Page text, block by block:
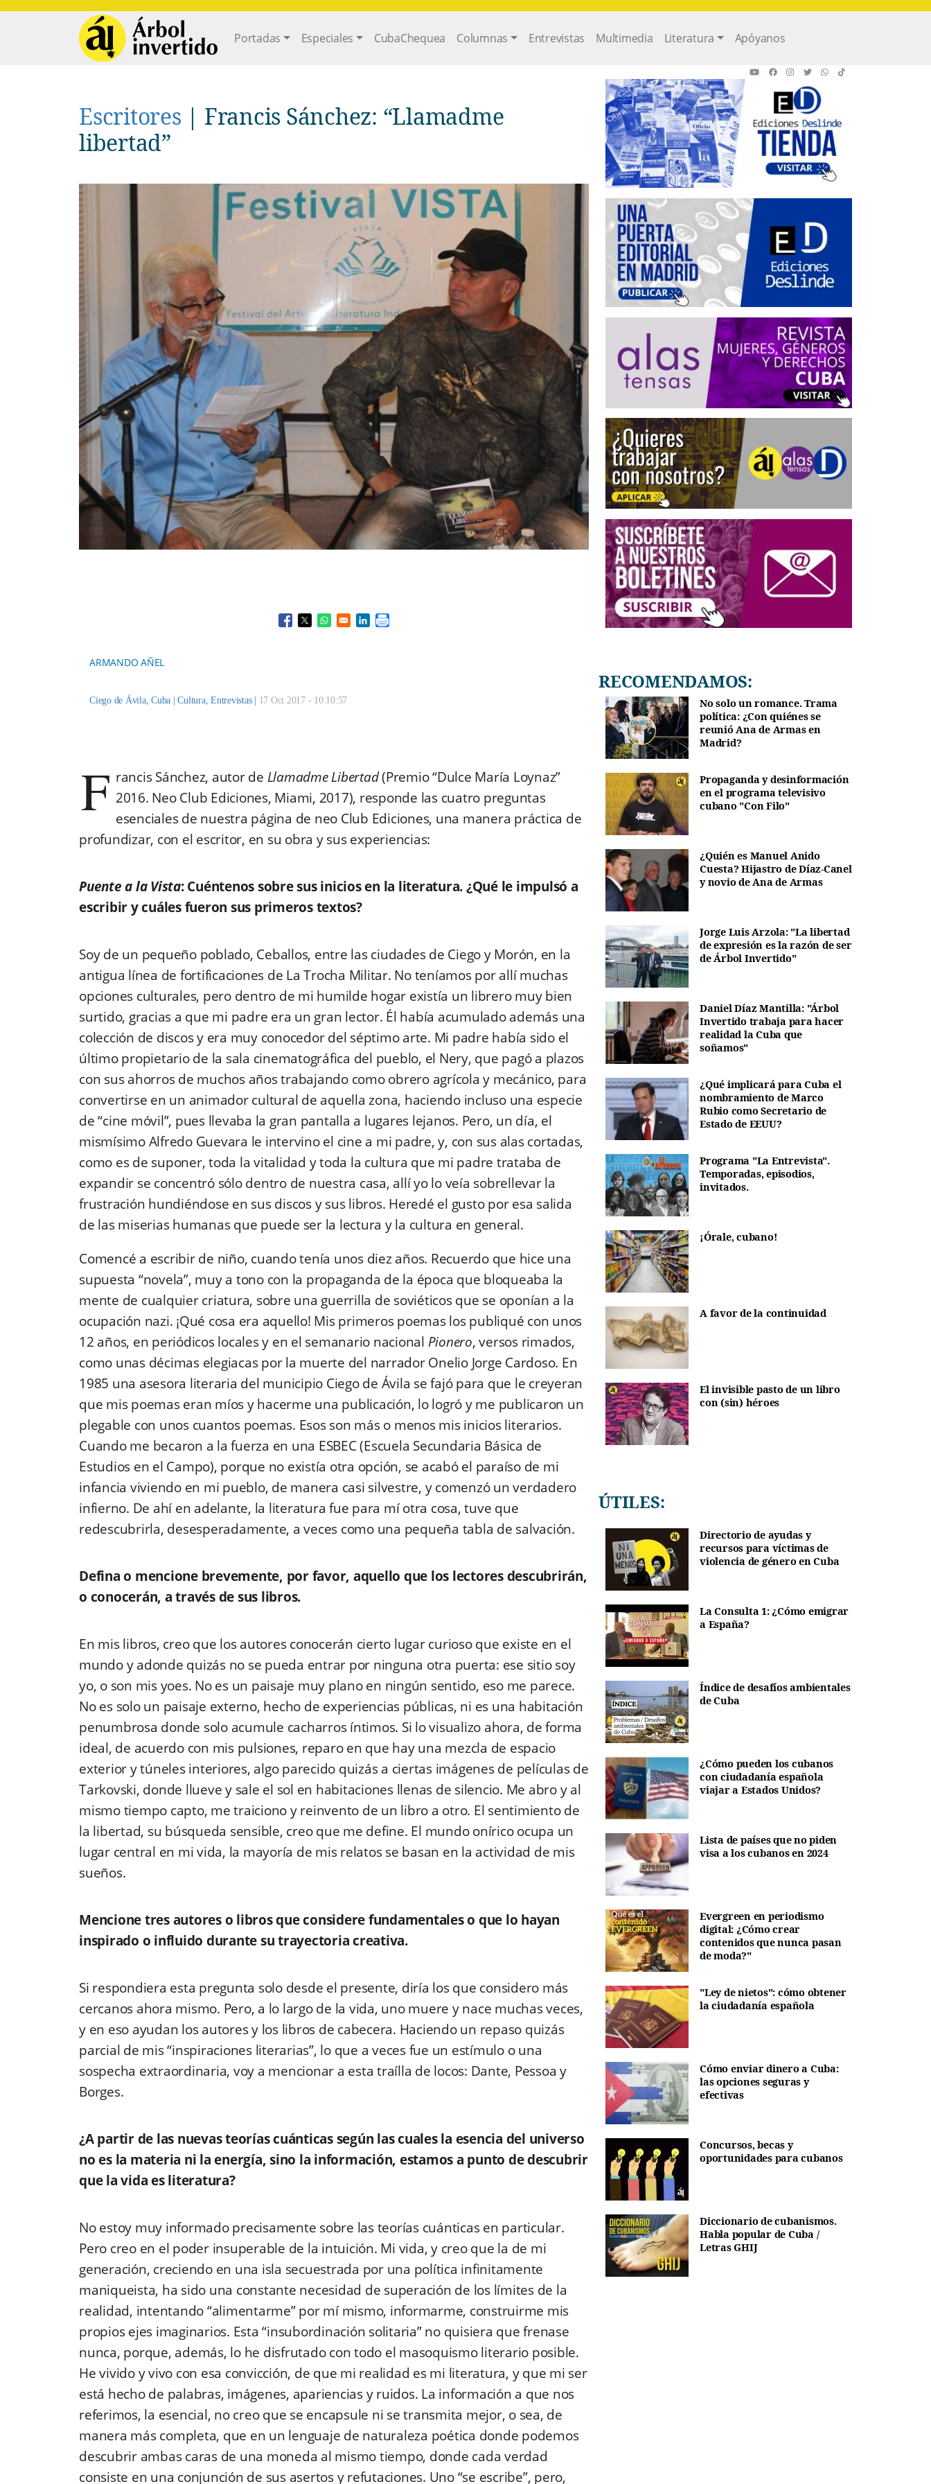
Main navigation
Portadas Especiales CubaChequea Columnas Entrevistas Multimedia Literatura Apóyanos
Escritores | Francis Sánchez: “Llamadme
libertad”
Opens in a new window
Opens in a new window
Opens in a new window
Opens in a new window
ARMANDO AÑEL
Ciego de Ávila, Cuba |Cultura, Entrevistas 17 Oct 2017 - 10:10:57
F rancis Sánchez, autor de Llamadme Libertad(Premio “Dulce María Loynaz”
2016. Neo Club Ediciones, Miami, 2017), responde las cuatro preguntas
esenciales de nuestra página de neo Club Ediciones, una manera práctica de
profundizar, con el escritor, en su obra y sus experiencias:
Puente a la Vista: Cuéntenos sobre sus inicios en la literatura. ¿Qué le impulsó a
escribir y cuáles fueron sus primeros textos?
Soy de un pequeño poblado, Ceballos, entre las ciudades de Ciego y Morón, en la
antigua línea de fortificaciones de La Trocha Militar. No teníamos por allí muchas
opciones culturales, pero dentro de mi humilde hogar existía un librero muy bien
surtido, gracias a que mi padre era un gran lector. Él había acumulado además una
colección de discos y era muy conocedor del séptimo arte. Mi padre había sido el
último propietario de la sala cinematográfica del pueblo, el Nery, que pagó a plazos
con sus ahorros de muchos años trabajando como obrero agrícola y mecánico, para
convertirse en un animador cultural de aquella zona, haciendo incluso una especie
de “cine móvil”, pues llevaba la gran pantalla a lugares lejanos. Pero, un día, el
mismísimo Alfredo Guevara le intervino el cine a mi padre, y, con sus alas cortadas,
como es de suponer, toda la vitalidad y toda la cultura que mi padre trataba de
expandir se concentró sólo dentro de nuestra casa, allí yo lo veía sobrellevar la
frustración hundiéndose en sus discos y sus libros. Heredé el gusto por esa salida
de las miserias humanas que puede ser la lectura y la cultura en general.
Comencé a escribir de niño, cuando tenía unos diez años. Recuerdo que hice una
supuesta “novela”, muy a tono con la propaganda de la época que bloqueaba la
mente de cualquier criatura, sobre una guerrilla de soviéticos que se oponían a la
ocupación nazi. ¡Qué cosa era aquello! Mis primeros poemas los publiqué con unos
12 años, en periódicos locales y en el semanario nacional Pionero, versos rimados,
como unas décimas elegiacas por la muerte del narrador Onelio Jorge Cardoso. En
1985 una asesora literaria del municipio Ciego de Ávila se fajó para que le creyeran
que mis poemas eran míos y hacerme una publicación, lo logró y me publicaron un
plegable con unos cuantos poemas. Esos son más o menos mis inicios literarios.
Cuando me becaron a la fuerza en una ESBEC (Escuela Secundaria Básica de
Estudios en el Campo), porque no existía otra opción, se acabó el paraíso de mi
infancia viviendo en mi pueblo, de manera casi silvestre, y comenzó un verdadero
infierno. De ahí en adelante, la literatura fue para mí otra cosa, tuve que
redescubrirla, desesperadamente, a veces como una pequeña tabla de salvación.
Defina o mencione brevemente, por favor, aquello que los lectores descubrirán,
o conocerán, a través de sus libros.
En mis libros, creo que los autores conocerán cierto lugar curioso que existe en el
mundo y adonde quizás no se pueda entrar por ninguna otra puerta: ese sitio soy
yo, o son mis yoes. No es un paisaje muy plano en ningún sentido, eso me parece.
No es solo un paisaje externo, hecho de experiencias públicas, ni es una habitación
penumbrosa donde solo acumule cacharros íntimos. Si lo visualizo ahora, de forma
ideal, de acuerdo con mis pulsiones, reparo en que hay una mezcla de espacio
exterior y túneles interiores, algo parecido quizás a ciertas imágenes de películas de
Tarkovski, donde llueve y sale el sol en habitaciones llenas de silencio. Me abro y al
mismo tiempo capto, me traiciono y reinvento de un libro a otro. El sentimiento de
la libertad, su búsqueda sensible, creo que me define. El mundo onírico ocupa un
lugar central en mi vida, la mayoría de mis relatos se basan en la actividad de mis
sueños.
Mencione tres autores o libros que considere fundamentales o que lo hayan
inspirado o influido durante su trayectoria creativa.
Si respondiera esta pregunta solo desde el presente, diría los que considero más
cercanos ahora mismo. Pero, a lo largo de la vida, uno muere y nace muchas veces,
y en eso ayudan los autores y los libros de cabecera. Haciendo un repaso quizás
parcial de mis “inspiraciones literarias”, lo que a veces fue un estímulo o una
sospecha extraordinaria, voy a mencionar a esta traílla de locos: Dante, Pessoa y
Borges.
¿A partir de las nuevas teorías cuánticas según las cuales la esencia del universo
no es la materia ni la energía, sino la información, estamos a punto de descubrir
que la vida es literatura?
No estoy muy informado precisamente sobre las teorías cuánticas en particular.
Pero creo en el poder insuperable de la intuición. Mi vida, y creo que la de mi
generación, creciendo en una isla secuestrada por una política infinitamente
maniqueista, ha sido una constante necesidad de superación de los límites de la
realidad, intentando “alimentarme” por mí mismo, informarme, construirme mis
propios ejes imaginarios. Esta “insubordinación solitaria” no quisiera que frenase
nunca, porque, además, lo he disfrutado con todo el masoquismo literario posible.
He vivido y vivo con esa convicción, de que mi realidad es mi literatura, y que mi ser
está hecho de palabras, imágenes, apariencias y ruidos. La información a que nos
referimos, la esencial, no creo que se encapsule ni se transmita mejor, o sea, de
manera más completa, que en un lenguaje de naturaleza poética donde podemos
descubrir ambas caras de una moneda al mismo tiempo, donde cada verdad
consiste en una conjunción de sus asertos y refutaciones. Uno “se escribe”, pero,
RECOMENDAMOS:
No solo un romance. Trama
política: ¿Con quiénes se
reunió Ana de Armas en
Madrid?
Propaganda y desinformación
en el programa televisivo
cubano "Con Filo"
¿Quién es Manuel Anido
Cuesta? Hijastro de Díaz-Canel
y novio de Ana de Armas
Jorge Luis Arzola: "La libertad
de expresión es la razón de ser
de Árbol Invertido"
Daniel Díaz Mantilla: "Árbol
Invertido trabaja para hacer
realidad la Cuba que
soñamos"
¿Qué implicará para Cuba el
nombramiento de Marco
Rubio como Secretario de
Estado de EEUU?
Programa "La Entrevista".
Temporadas, episodios,
invitados.
¡Órale, cubano!
A favor de la continuidad
El invisible pasto de un libro
con (sin) héroes
ÚTILES:
Directorio de ayudas y
recursos para víctimas de
violencia de género en Cuba
La Consulta 1: ¿Cómo emigrar
a España?
Índice de desafíos ambientales
de Cuba
¿Cómo pueden los cubanos
con ciudadanía española
viajar a Estados Unidos?
Lista de países que no piden
visa a los cubanos en 2024
Evergreen en periodismo
digital: ¿Cómo crear
contenidos que nunca pasan
de moda?"
"Ley de nietos": cómo obtener
la ciudadanía española
Cómo enviar dinero a Cuba:
las opciones seguras y
efectivas
Concursos, becas y
oportunidades para cubanos
Diccionario de cubanismos.
Habla popular de Cuba /
Letras GHIJ